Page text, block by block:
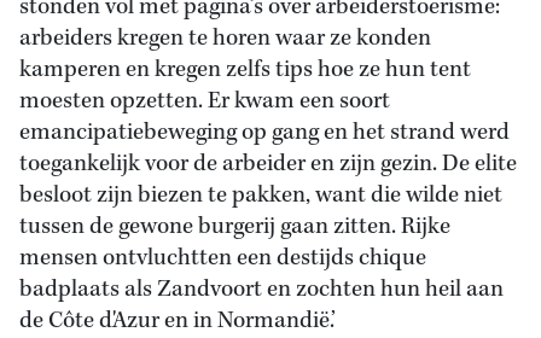
stonden vol met pagina’s over arbeiderstoerisme:
arbeiders kregen te horen waar ze konden
kamperen en kregen zelfs tips hoe ze hun tent
moesten opzetten. Er kwam een soort
emancipatiebeweging op gang en het strand werd
toegankelijk voor de arbeider en zijn gezin. De elite
besloot zijn biezen te pakken, want die wilde niet
tussen de gewone burgerij gaan zitten. Rijke
mensen ontvluchtten een destijds chique
badplaats als Zandvoort en zochten hun heil aan
de Côte d'Azur en in Normandië.’